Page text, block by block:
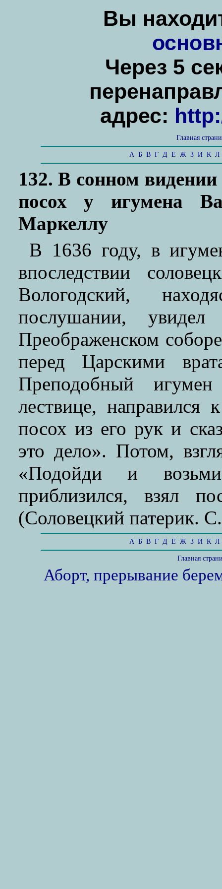
Вы
Через 5
адрес:
Главная
А Б В Г Д Е Ж З И К Л
132. В сонном
посох у игумена
Маркеллу
В 1636 году, в
впоследствии
Вологодский,
послушании,
Преображенском
перед Царскими
Преподобный
лествице,
посох из его рук и
это дело». Потом,
«Подойди и
приблизился, взял
(Соловецкий патерик.
А Б В Г Д Е Ж З И К Л
Главная
Аборт, прерывание